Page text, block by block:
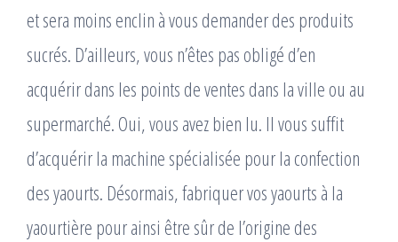
et sera moins enclin à vous demander des produits
sucrés. D’ailleurs, vous n’êtes pas obligé d’en
acquérir dans les points de ventes dans la ville ou au
supermarché. Oui, vous avez bien lu. Il vous suffit
d’acquérir la machine spécialisée pour la confection
des yaourts. Désormais, fabriquer vos yaourts à la
yaourtière pour ainsi être sûr de l’origine des